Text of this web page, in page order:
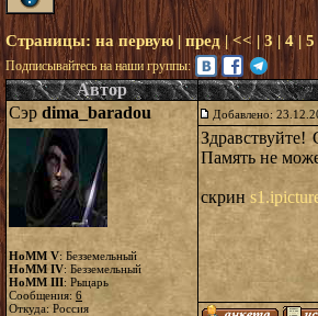
Страницы: на первую | пред|<<|3|4| 5
Подписывайтесь на наши группы:
Автор
Сэр dima_baradou
HoMM V: Безземельный
HoMM IV: Безземельный
HoMM III: Рыцарь
Сообщения: 6
Откуда: Россия
Добавлено:
Память не
скрин